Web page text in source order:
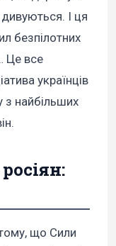
І ця
безпілотних
Це все
українців
з найбільших
що Сили